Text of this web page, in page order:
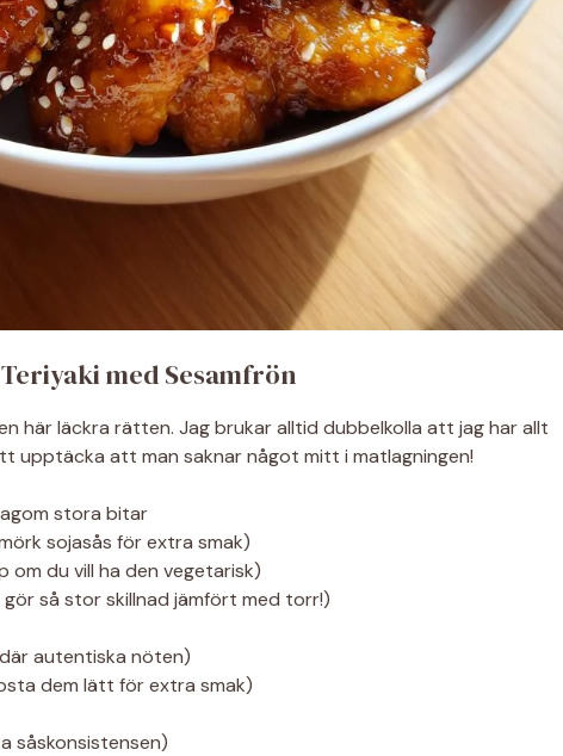
med Sesamfrön
här läckra rätten. Jag brukar alltid dubbelkolla att jag har allt
upptäcka att man saknar något mitt i matlagningen!
stora bitar
sojasås för extra smak)
om du vill ha den vegetarisk)
gör så stor skillnad jämfört med torr!)
autentiska nöten)
dem lätt för extra smak)
såskonsistensen)